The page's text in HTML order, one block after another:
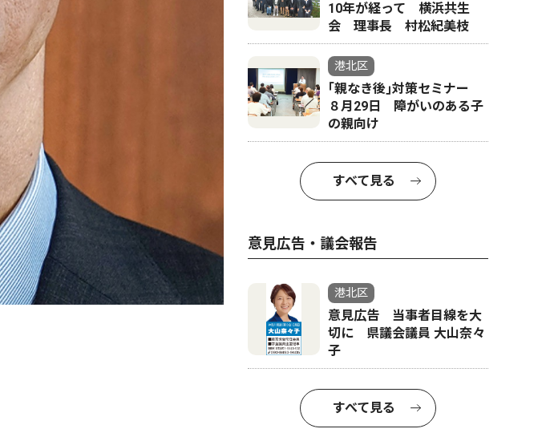
10年が経って 横浜共生
会 理事長 村松紀美枝
港北区
｢親なき後｣対策セミナー
８月29日 障がいのある子
の親向け
すべて見る
意見広告・議会報告
港北区
意見広告 当事者目線を大
切に 県議会議員 大山奈々
子
すべて見る